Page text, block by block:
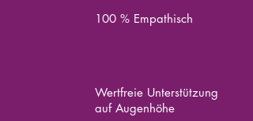
100 % Empathisch
Wertfreie Unterstützung
auf Augenhöhe